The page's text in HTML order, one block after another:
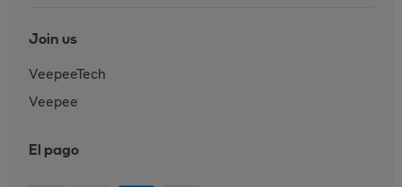
Join us
VeepeeTech
Veepee
El pago